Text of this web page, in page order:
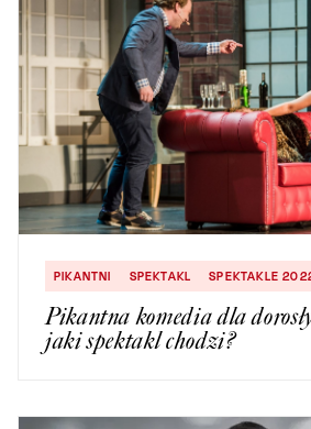
PIKANTNI SPEKTAKL SPEKTAKLE
Pikantna komedia dla
jaki spektakl chodzi?